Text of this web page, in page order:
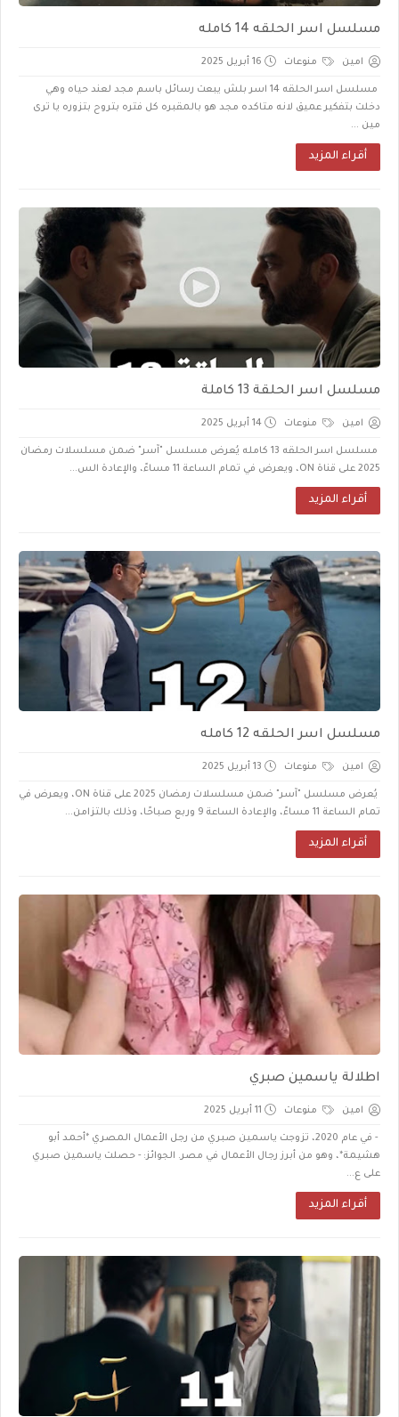
مسلسل اسر الحلقه 14 كامله
امين منوعات 16 أبريل 2025
مسلسل اسر الحلقه 14 اسر بلش يبعت رسائل باسم مجد لعند حياه وهي
دخلت بتفكير عميق لانه متاكده مجد هو بالمقبره كل فتره بتروح بتزوره يا ترى
مين ...
أقراء المزيد
مسلسل اسر الحلقة 13 كاملة
امين منوعات 14 أبريل 2025
مسلسل اسر الحلقه 13 كامله يُعرض مسلسل "آسر" ضمن مسلسلات رمضان
2025 على قناة ON، ويعرض في تمام الساعة 11 مساءً، والإعادة الس...
أقراء المزيد
مسلسل اسر الحلقه 12 كامله
امين منوعات 13 أبريل 2025
يُعرض مسلسل "آسر" ضمن مسلسلات رمضان 2025 على قناة ON، ويعرض في
تمام الساعة 11 مساءً، والإعادة الساعة 9 وربع صباحًا، وذلك بالتزامن...
أقراء المزيد
اطلالة ياسمين صبري
امين منوعات 11 أبريل 2025
- في عام 2020، تزوجت ياسمين صبري من رجل الأعمال المصري *أحمد أبو
هشيمة*، وهو من أبرز رجال الأعمال في مصر. الجوائز: - حصلت ياسمين صبري
على ع...
أقراء المزيد